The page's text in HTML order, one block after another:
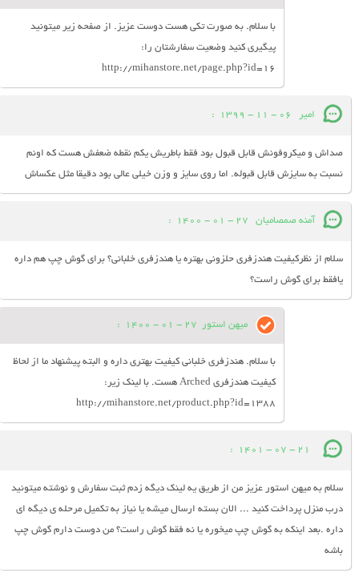
با سلام. به صورت تکی هست دوست عزیز. از صفحه زیر میتونید
پیگیری کنید وضعیت سفارشتان را:
http://mihanstore.net/page.php?id=16
امیر 06 - 11 - 1399
:
صداش و میکروفونش قابل قبول بود فقط باطریش یکم نقطه ضعفش هست که اونم
نسبت به سایزش قابل قبوله. اما روی سایز و وزن خیلی عالی بود دقیقا مثل عکساش
آمنه صمصامیان 27 - 01 - 1400
:
سلام از نظرکیفیت هندزفری حلزونی بهتره یا هندزفری خلبانی؟ برای گوش چپ هم داره
یافقط برای گوش راست؟
میهن استور 27 - 01 - 1400
:
با سلام. هندزفری خلبانی کیفیت بهتری داره و البته پیشنهاد ما از لحاظ
کیفیت هندزفری Arched هست. با لینک زیر:
http://mihanstore.net/product.php?id=1388
21 - 07 - 1401
:
سلام به میهن استور عزیز من از طریق یه لینک دیگه زدم ثبت سفارش و نوشته میتونید
درب منزل پرداخت کنید ... الان بسته ارسال میشه یا نیاز به تکمیل مرحله ی دیگه ای
داره .بعد اینکه به گوش چپ میخوره یا نه فقط گوش راست؟ من دوست دارم گوش چپ
باشه